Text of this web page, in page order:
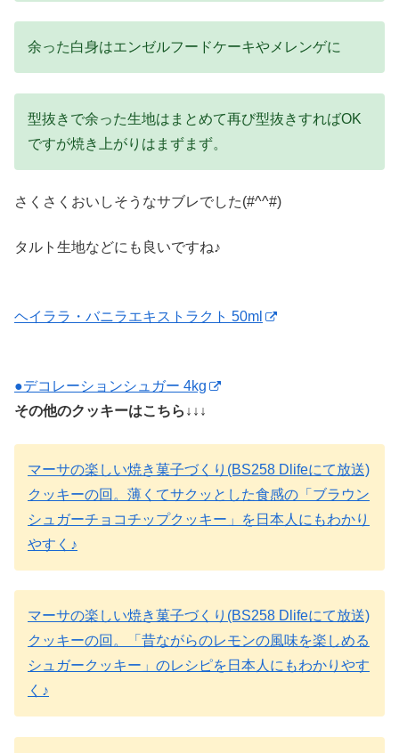
余った白身はエンゼルフードケーキやメレンゲに
型抜きで余った生地はまとめて再び型抜きすればOK
ですが焼き上がりはまずまず。
さくさくおいしそうなサブレでした(#^^#)
タルト生地などにも良いですね♪
ヘイララ・バニラエキストラクト 50ml
●デコレーションシュガー 4kg
その他のクッキーはこちら↓↓↓
マーサの楽しい焼き菓子づくり(BS258 Dlifeにて放送)
クッキーの回。薄くてサクッとした食感の「ブラウン
シュガーチョコチップクッキー」を日本人にもわかり
やすく♪
マーサの楽しい焼き菓子づくり(BS258 Dlifeにて放送)
クッキーの回。「昔ながらのレモンの風味を楽しめる
シュガークッキー」のレシピを日本人にもわかりやす
く♪